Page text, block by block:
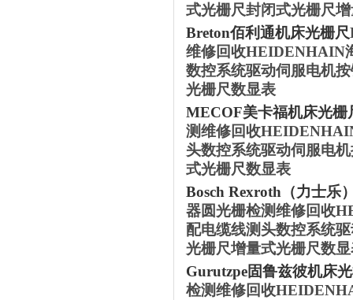
式光栅尺封闭式光栅尺
‌Breton‌佰利通机床光栅尺
维修回收HEIDENHAIN
数控系统驱动伺服电机
光栅尺数显表
MECOF‌美卡福机床光栅
测维修回收
头数控系统驱动伺服电
式光栅尺数显表
‌Bosch Rexroth（力士乐
器圆光栅检测维修回收
配电缆线测头数控系统
光栅尺增量式光栅尺数
Gurutzpe‌固鲁兹彼机床
检测维修回收